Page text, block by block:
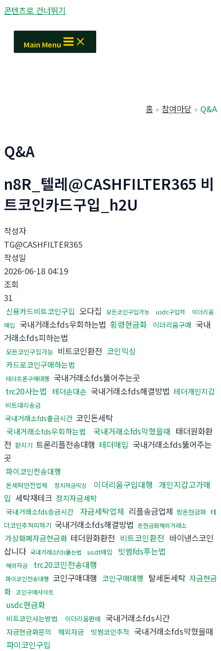
콘텐츠로 건너뛰기
Main Menu
홈 참여마당 Q&A
Q&A
n8R_텔레@CASHFILTER365 비
트코인카드구입_h2U
작성자
TG@CASHFILTER365
작성일
2026-06-18 04:19
조회
31
신용카드비트코인구입 오다집 모든코인구입가능 usdc구입처
이더리움
매입
국내거래소fds우회하는법 횡령현금화 이더리움구매 국내
거래소fds피하는법
모든코인구입가능 비트코인환전 코인믹싱
카드로코인구매하는법
테더트론구매대행 국내거래소fds뚫어주는곳
trc20사는법
테더손대손 국내거래소fds해결방법 테더개인지갑
비트대리송금
국내거래소fds출금시간 코인돈세탁
국내거래소fds우회하는법 국내거래소fds막혔을때 태더원화환
전 환치기 트론리플전송대행 테더매입 국내거래소fds뚫어주는
곳
파이코인전송대행
돈세탁안전업체 정치자금믹싱 이더리움구입대행 개인지갑고가매
입 세탁재테크 정치자금세탁
국내거래소fds송금시간 자금세탁업체 리플송금업체 핑돈현금화 테
더코인추척피하기 국내거래소fds해결방법 돈현금화해외거래소
가상화폐자금현금화 테더원화환전 비트코인환전 바이낸스코인
삽니다 국내거래소fds뚫는법 usdt매입 빗썸fds푸는법
해외자금 trc20코인전송대행
파이코인전송대행 코인구매대행 코인구매대행 탈세돈세탁 자금현금
화 코인구매사이트
usdc현금화
비트코인사는방법 이더리움판매 국내거래소fds시간
자금현금화문의 해외자금 빗썸코인추적 국내거래소fds막혔을때
파이코인구입